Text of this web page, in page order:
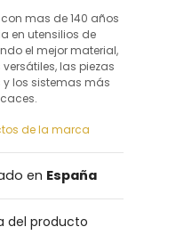
mas de 140 años
en utensilios de
el mejor material,
las piezas
los sistemas más
de la marca
en España
del producto